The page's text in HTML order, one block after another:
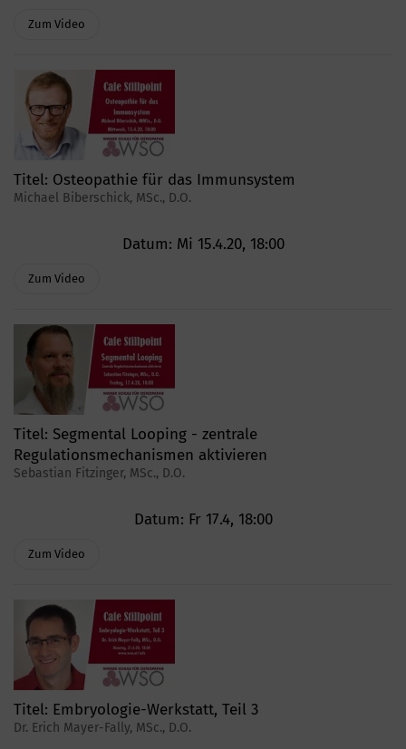
Zum Video
Titel: Osteopathie für das Immunsystem
Michael Biberschick, MSc., D.O.
Datum: Mi 15.4.20, 18:00
Zum Video
Titel: Segmental Looping - zentrale
Regulationsmechanismen aktivieren
Sebastian Fitzinger, MSc., D.O.
Datum: Fr 17.4, 18:00
Zum Video
Titel: Embryologie-Werkstatt, Teil 3
Dr. Erich Mayer-Fally, MSc., D.O.